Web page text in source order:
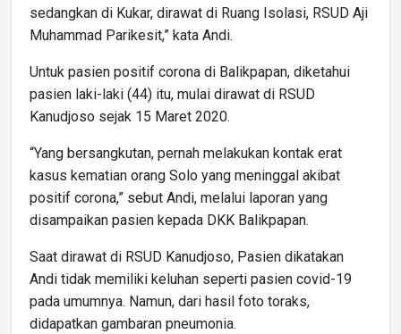
sedangkan di Kukar, dirawat di Ruang Isolasi, RSUD Aji
Muhammad Parikesit,” kata Andi.
Untuk pasien positif corona di Balikpapan, diketahui
pasien laki-laki (44) itu, mulai dirawat di RSUD
Kanudjoso sejak 15 Maret 2020.
“Yang bersangkutan, pernah melakukan kontak erat
kasus kematian orang Solo yang meninggal akibat
positif corona,” sebut Andi, melalui laporan yang
disampaikan pasien kepada DKK Balikpapan.
Saat dirawat di RSUD Kanudjoso, Pasien dikatakan
Andi tidak memiliki keluhan seperti pasien covid-19
pada umumnya. Namun, dari hasil foto toraks,
didapatkan gambaran pneumonia.